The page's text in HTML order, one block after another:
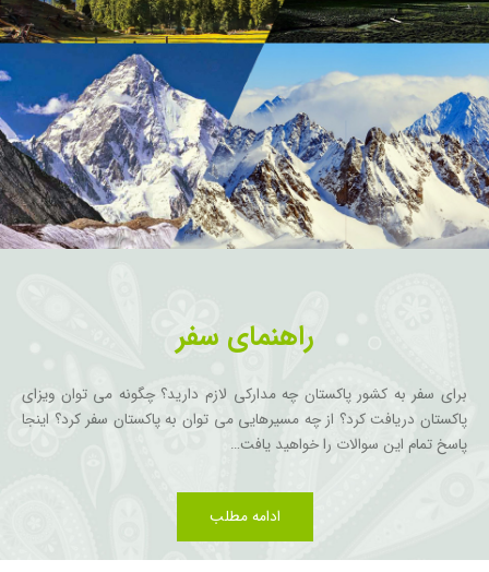
راهنمای سفر
برای سفر به کشور پاکستان چه مدارکی لازم دارید؟ چگونه می توان ویزای
پاکستان دریافت کرد؟ از چه مسیرهایی می توان به پاکستان سفر کرد؟ اینجا
پاسخ تمام این سوالات را خواهید یافت…
ادامه مطلب